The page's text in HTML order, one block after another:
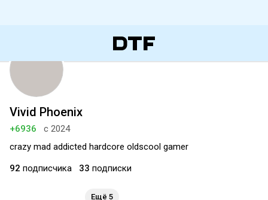
Vivid Phoenix
+6936
с 2024
crazy mad addicted hardcore oldscool gamer
92 подписчика 33 подписки
Ещё 5